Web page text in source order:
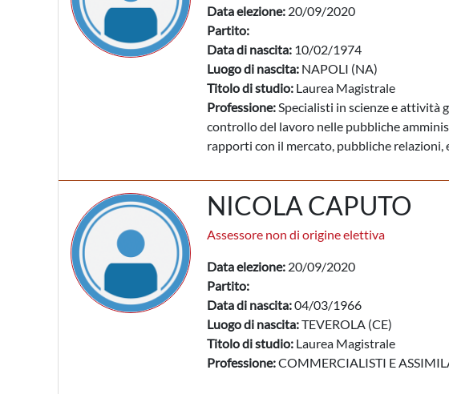
Data elezione: 20/09/2020
Partito:
Data di nascita: 10/02/1974
Luogo di nascita: NAPOLI (NA)
Titolo di studio: Laurea Magistrale
Professione:Specialisti in scienze e attività
controllo del lavoro nelle pubbliche
rapporti con il mercato, pubbliche relazioni,
NICOLA CAPUTO
Assessore non di origine elettiva
Data elezione: 20/09/2020
Partito:
Data di nascita:04/03/1966
Luogo di nascita:TEVEROLA (CE)
Titolo di studio: Laurea Magistrale
Professione:COMMERCIALISTI E